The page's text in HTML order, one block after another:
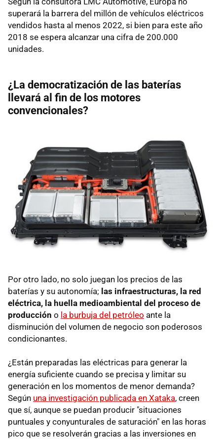
superará la barrera del millón de vehículos eléctricos
vendidos hasta al menos 2022, si bien para este año
2018 se espera alcanzar una cifra de 200.000
unidades.
¿La democratización de las baterías
llevará al fin de los motores
convencionales?
Por otro lado, no solo juegan los precios de las
baterías y su autonomía; las infraestructuras, la red
eléctrica, la huella medioambiental del proceso de
producción o la burbuja del petróleo ante la
disminución del volumen de negocio son poderosos
condicionantes.
¿Están preparadas las eléctricas para generar la
energía suficiente cuando se precisa y limitar su
generación en los momentos de menor demanda?
Según una investigación publicada en Xataka, creen
que sí, aunque se puedan producir "situaciones
puntuales y conyunturales de saturación" en las horas
pico que se resolverán gracias a las inversiones en